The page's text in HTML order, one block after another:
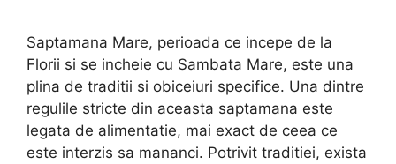
Saptamana Mare, perioada ce incepe de la
Florii si se incheie cu Sambata Mare, este una
plina de traditii si obiceiuri specifice. Una dintre
regulile stricte din aceasta saptamana este
legata de alimentatie, mai exact de ceea ce
este interzis sa mananci. Potrivit traditiei, exista